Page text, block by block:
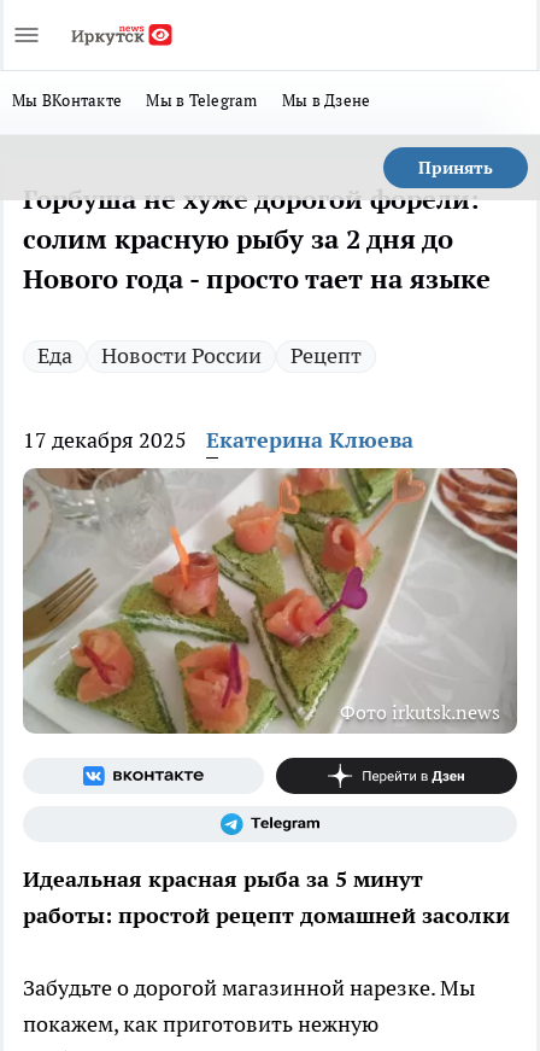
Мы ВКонтакте Мы в Telegram Мы в Дзене
Принять
Горбуша не хуже дорогой форели:
солим красную рыбу за 2 дня до
Нового года - просто тает на языке
Еда Новости России Рецепт
17 декабря 2025 Екатерина Клюева
Фото irkutsk.news
Идеальная красная рыба за 5 минут
работы: простой рецепт домашней засолки
Забудьте о дорогой магазинной нарезке. Мы
покажем, как приготовить нежную